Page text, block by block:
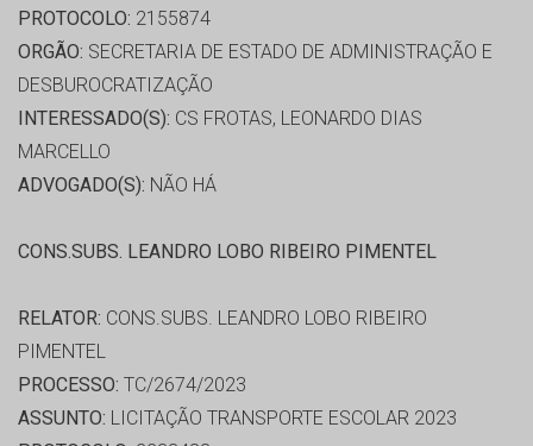
PROTOCOLO: 2155874
ORGÃO: SECRETARIA DE ESTADO DE ADMINISTRAÇÃO E
DESBUROCRATIZAÇÃO
INTERESSADO(S): CS FROTAS, LEONARDO DIAS
MARCELLO
ADVOGADO(S): NÃO HÁ
CONS.SUBS. LEANDRO LOBO RIBEIRO PIMENTEL
RELATOR: CONS.SUBS. LEANDRO LOBO RIBEIRO
PIMENTEL
PROCESSO: TC/2674/2023
ASSUNTO: LICITAÇÃO TRANSPORTE ESCOLAR 2023